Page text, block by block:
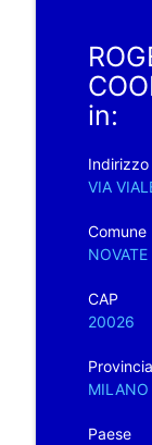
in:
Indirizzo
VIA
Comune
CAP
20026
Provincia
MILANO
Paese